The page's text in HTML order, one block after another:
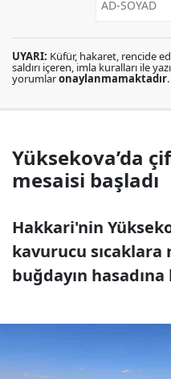
UYARI: Küfür, hakaret, rencide
saldırı içeren, imla kuralları ile
yorumlaronaylanmamaktadır.
Yüksekova’da
mesaisi başladı
Hakkari'nin
kavurucu
buğdayın hasadına